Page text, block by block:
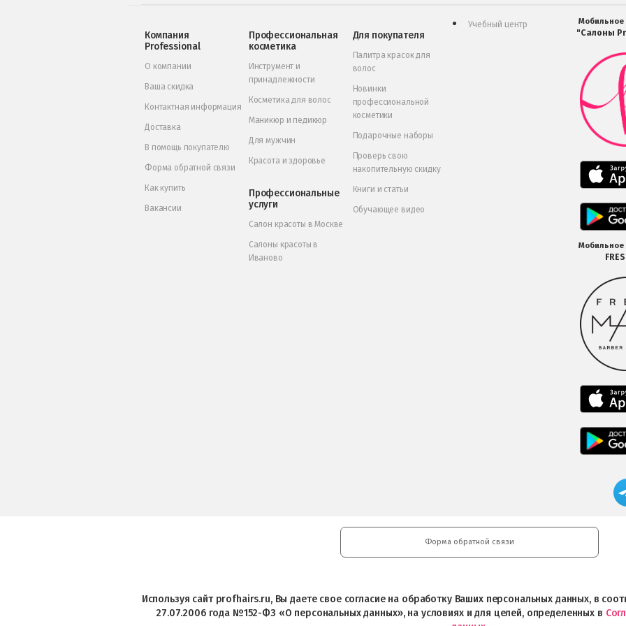
Компания
Professional
О компании
Ваша скидка
Контактная информация
Доставка
В помощь покупателю
Форма обратной связи
Как купить
Вакансии
Профессиональная
косметика
Инструмент и
принадлежности
Косметика для волос
Маникюр и педикюр
Для мужчин
Красота и здоровье
Профессиональные
услуги
Салон красоты в Москве
Салоны красоты в
Иваново
Для покупателя
Палитра красок для
волос
Новинки
профессиональной
косметики
Подарочные наборы
Проверь свою
накопительную скидку
Книги и статьи
Обучающее видео
Учебный центр Мобильное
"Салоны
Мобильное
Форма обратной связи
Используя сайт profhairs.ru, Вы даете свое согласие на обработку Ваших персональных данных, в
27.07.2006 года №152-ФЗ «О персональных данных», на условиях и для целей, определенных в